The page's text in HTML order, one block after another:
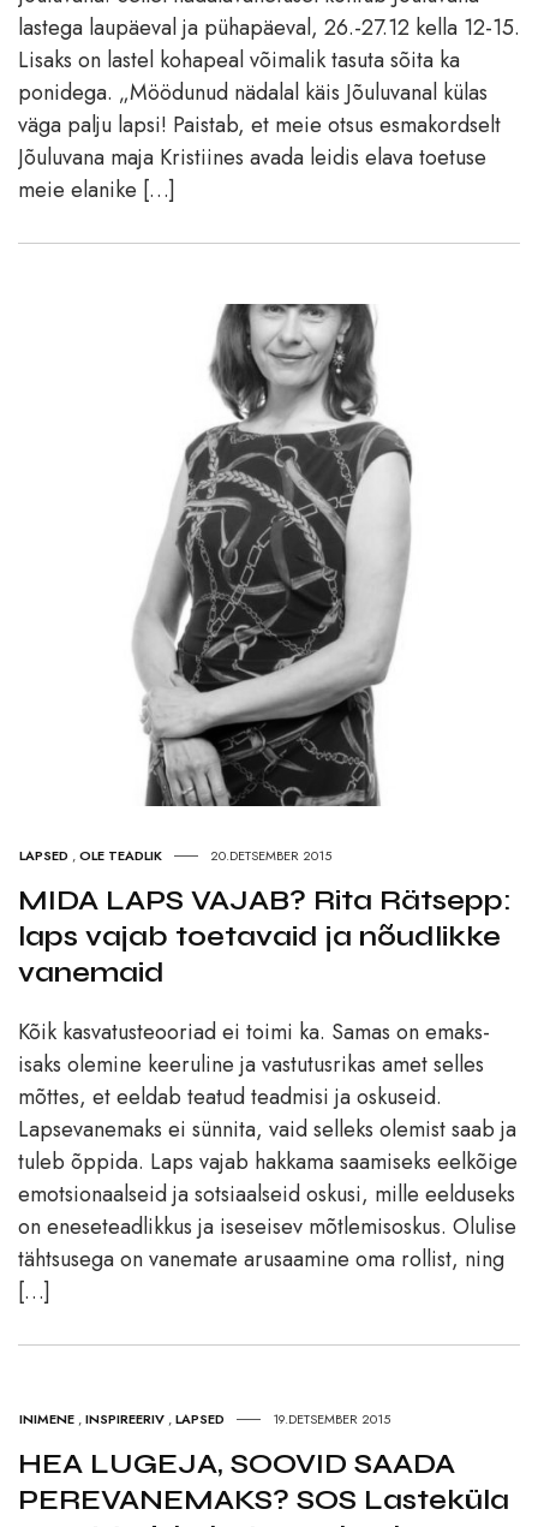
lastega laupäeval ja pühapäeval, 26.-27.12 kella 12-15.
Lisaks on lastel kohapeal võimalik tasuta sõita ka
ponidega. „Möödunud nädalal käis Jõuluvanal külas
väga palju lapsi! Paistab, et meie otsus esmakordselt
Jõuluvana maja Kristiines avada leidis elava toetuse
meie elanike […]
LAPSED ,OLE TEADLIK 20.DETSEMBER 2015
MIDA LAPS VAJAB? Rita Rätsepp:
laps vajab toetavaid ja nõudlikke
vanemaid
Kõik kasvatusteooriad ei toimi ka. Samas on emaks-
isaks olemine keeruline ja vastutusrikas amet selles
mõttes, et eeldab teatud teadmisi ja oskuseid.
Lapsevanemaks ei sünnita, vaid selleks olemist saab ja
tuleb õppida. Laps vajab hakkama saamiseks eelkõige
emotsionaalseid ja sotsiaalseid oskusi, mille eelduseks
on eneseteadlikkus ja iseseisev mõtlemisoskus. Olulise
tähtsusega on vanemate arusaamine oma rollist, ning
[…]
INIMENE ,INSPIREERIV ,LAPSED 19.DETSEMBER 2015
HEA LUGEJA, SOOVID SAADA
PEREVANEMAKS? SOS Lasteküla